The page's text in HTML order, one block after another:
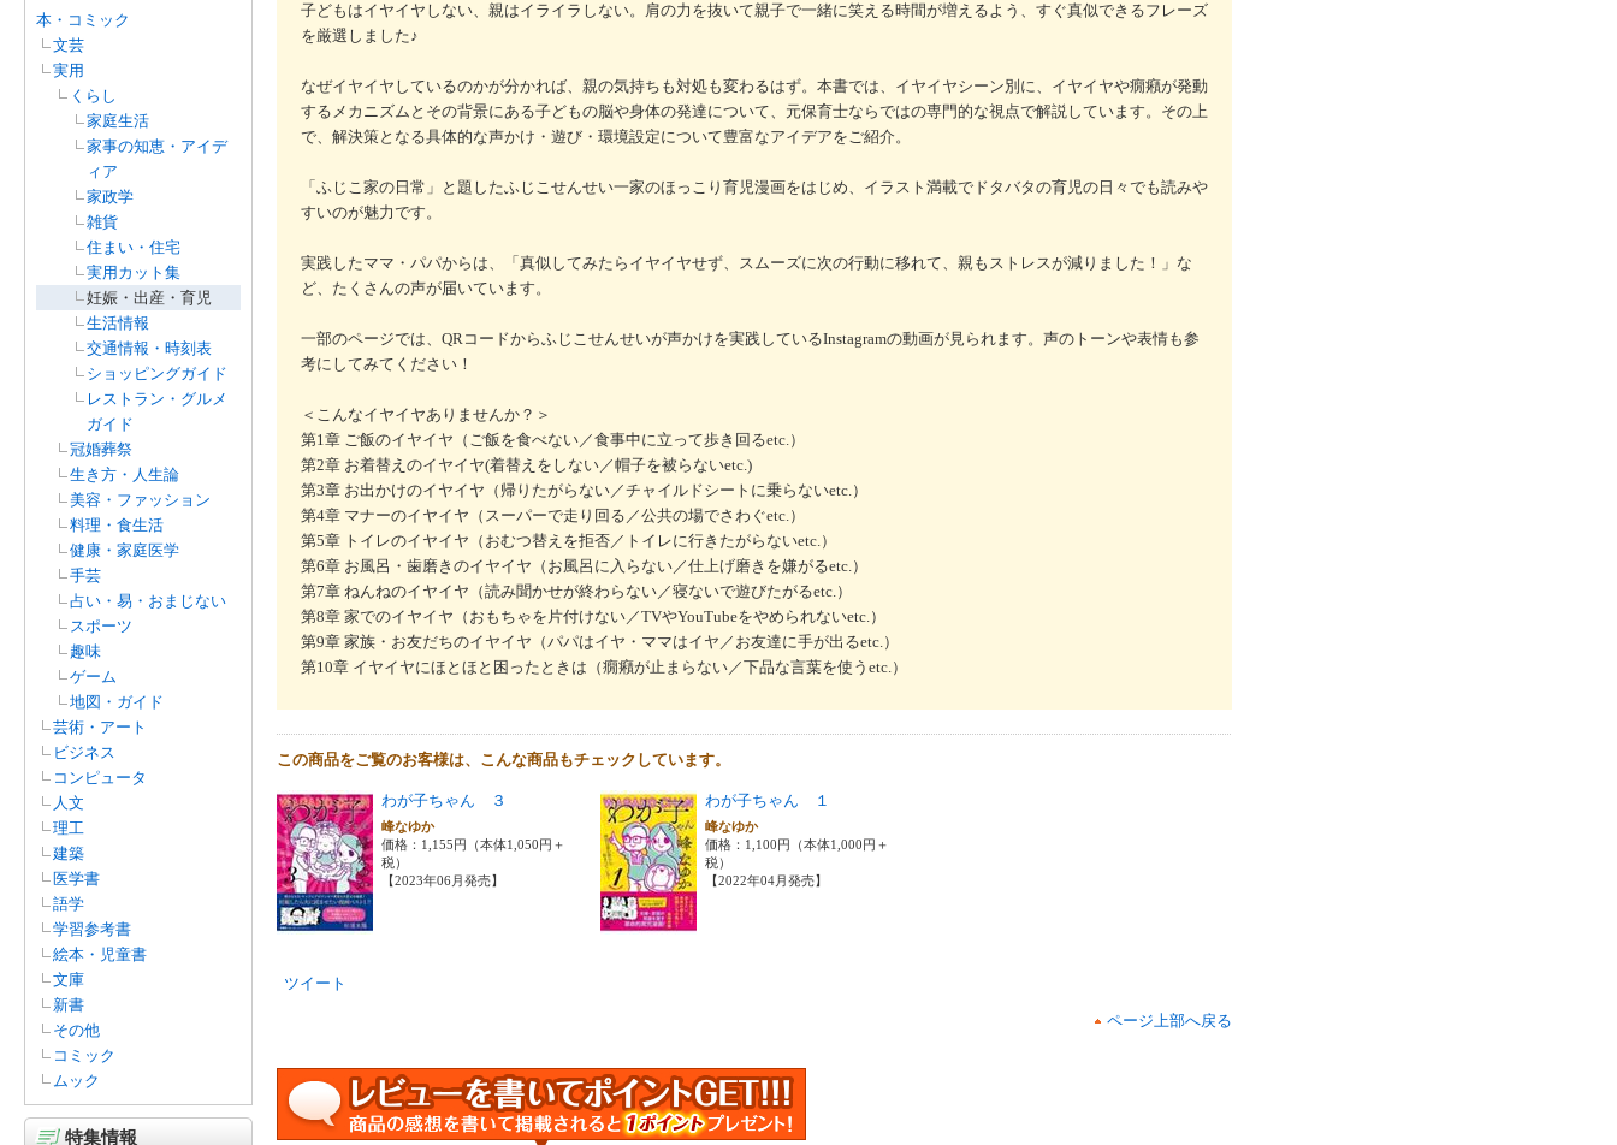
本・コミック
文芸
実用
くらし
家庭生活
家事の知恵・アイデ
ィア
家政学
雑貨
住まい・住宅
実用カット集
妊娠・出産・育児
生活情報
交通情報・時刻表
ショッピングガイド
レストラン・グルメ
ガイド
冠婚葬祭
生き方・人生論
美容・ファッション
料理・食生活
健康・家庭医学
手芸
占い・易・おまじない
スポーツ
趣味
ゲーム
地図・ガイド
芸術・アート
ビジネス
コンピュータ
人文
理工
建築
医学書
語学
学習参考書
絵本・児童書
文庫
新書
その他
コミック
ムック
特集情報
子どもはイヤイヤしない、親はイライラしない。肩の力を抜いて親子で一緒に笑える時間が増えるよう、すぐ真似できるフレーズ
を厳選しました♪
なぜイヤイヤしているのかが分かれば、親の気持ちも対処も変わるはず。本書では、イヤイヤシーン別に、イヤイヤや癇癪が発動
するメカニズムとその背景にある子どもの脳や身体の発達について、元保育士ならではの専門的な視点で解説しています。その上
で、解決策となる具体的な声かけ・遊び・環境設定について豊富なアイデアをご紹介。
「ふじこ家の日常」と題したふじこせんせい一家のほっこり育児漫画をはじめ、イラスト満載でドタバタの育児の日々でも読みや
すいのが魅力です。
実践したママ・パパからは、「真似してみたらイヤイヤせず、スムーズに次の行動に移れて、親もストレスが減りました！」な
ど、たくさんの声が届いています。
一部のページでは、QRコードからふじこせんせいが声かけを実践しているInstagramの動画が見られます。声のトーンや表情も参
考にしてみてください！
＜こんなイヤイヤありませんか？＞
第1章 ご飯のイヤイヤ（ご飯を食べない／食事中に立って歩き回るetc.）
第2章 お着替えのイヤイヤ(着替えをしない／帽子を被らないetc.)
第3章 お出かけのイヤイヤ（帰りたがらない／チャイルドシートに乗らないetc.）
第4章 マナーのイヤイヤ（スーパーで走り回る／公共の場でさわぐetc.）
第5章 トイレのイヤイヤ（おむつ替えを拒否／トイレに行きたがらないetc.）
第6章 お風呂・歯磨きのイヤイヤ（お風呂に入らない／仕上げ磨きを嫌がるetc.）
第7章 ねんねのイヤイヤ（読み聞かせが終わらない／寝ないで遊びたがるetc.）
第8章 家でのイヤイヤ（おもちゃを片付けない／TVやYouTubeをやめられないetc.）
第9章 家族・お友だちのイヤイヤ（パパはイヤ・ママはイヤ／お友達に手が出るetc.）
第10章 イヤイヤにほとほと困ったときは（癇癪が止まらない／下品な言葉を使うetc.）
この商品をご覧のお客様は、こんな商品もチェックしています。
わが子ちゃん ３
峰なゆか
価格：1,155円（本体1,050円＋
税）
【2023年06月発売】
わが子ちゃん １
峰なゆか
価格：1,100円（本体1,000円＋
税）
【2022年04月発売】
ツイート
ページ上部へ戻る